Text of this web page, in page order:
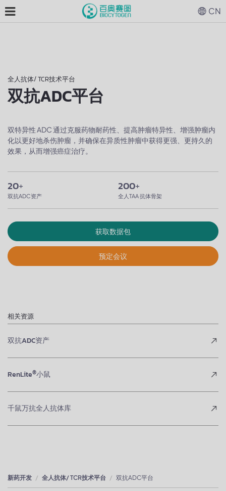
全人抗体/ TCR技术平台
双抗ADC平台
双特异性 ADC 通过克服药物耐药性、提高肿瘤特异性、增强肿瘤内
化以更好地杀伤肿瘤，并确保在异质性肿瘤中获得更强、更持久的
效果，从而增强癌症治疗。
20+
双抗ADC资产
200+
全人TAA 抗体骨架
获取数据包
预定会议
相关资源
双抗ADC资产
RenLite®小鼠
千鼠万抗全人抗体库
新药开发 全人抗体/ TCR技术平台 双抗ADC平台
CN